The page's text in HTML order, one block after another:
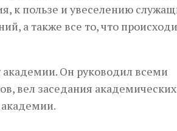
к пользе и увеселению
а также все то, что
Он руководил всеми
вел заседания академических